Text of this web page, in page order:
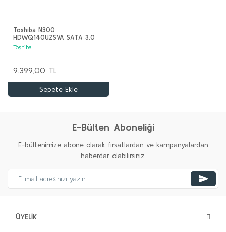
Toshiba N300
HDWQ140UZSVA SATA 3.0
7200 RPM 3.5'' 4 TB Harddisk
Toshiba
9.399,00 TL
Sepete Ekle
E-Bülten Aboneliği
E-bültenimize abone olarak fırsatlardan ve kampanyalardan
haberdar olabilirsiniz.
ÜYELİK